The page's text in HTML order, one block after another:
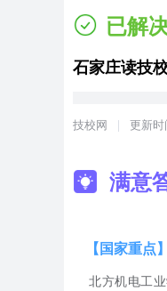
已解
石家庄读技
技校网 更新时
满意
【国家重
北方机电工